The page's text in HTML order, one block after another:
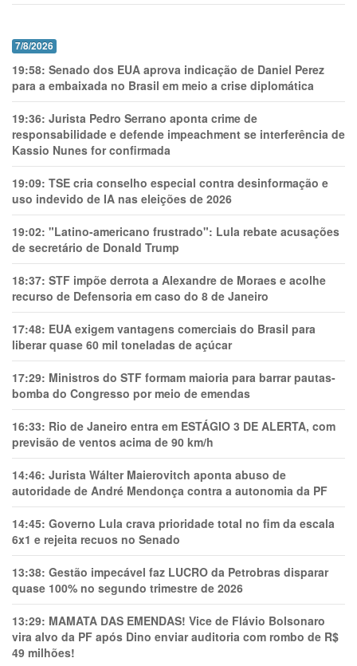
7/8/2026
19:58: Senado dos EUA aprova indicação de Daniel Perez
para a embaixada no Brasil em meio a crise diplomática
19:36: Jurista Pedro Serrano aponta crime de
responsabilidade e defende impeachment se interferência de
Kassio Nunes for confirmada
19:09: TSE cria conselho especial contra desinformação e
uso indevido de IA nas eleições de 2026
19:02: "Latino-americano frustrado": Lula rebate acusações
de secretário de Donald Trump
18:37: STF impõe derrota a Alexandre de Moraes e acolhe
recurso de Defensoria em caso do 8 de Janeiro
17:48: EUA exigem vantagens comerciais do Brasil para
liberar quase 60 mil toneladas de açúcar
17:29: Ministros do STF formam maioria para barrar pautas-
bomba do Congresso por meio de emendas
16:33: Rio de Janeiro entra em ESTÁGIO 3 DE ALERTA, com
previsão de ventos acima de 90 km/h
14:46: Jurista Wálter Maierovitch aponta abuso de
autoridade de André Mendonça contra a autonomia da PF
14:45: Governo Lula crava prioridade total no fim da escala
6x1 e rejeita recuos no Senado
13:38: Gestão impecável faz LUCRO da Petrobras disparar
quase 100% no segundo trimestre de 2026
13:29: MAMATA DAS EMENDAS! Vice de Flávio Bolsonaro
vira alvo da PF após Dino enviar auditoria com rombo de R$
49 milhões!